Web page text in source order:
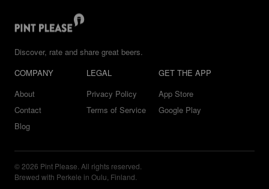
Discover, rate and share great beers.
COMPANY
About
Contact
Blog
LEGAL
Privacy Policy
Terms of Service
GET THE APP
App Store
Google Play
© 2026 Pint Please. All rights reserved.
Brewed with Perkele in Oulu, Finland.